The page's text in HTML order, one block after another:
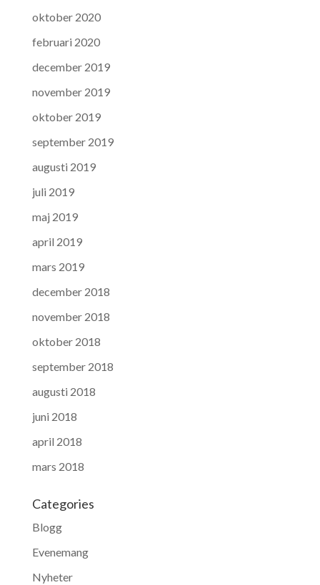
oktober 2020
februari 2020
december 2019
november 2019
oktober 2019
september 2019
augusti 2019
juli 2019
maj 2019
april 2019
mars 2019
december 2018
november 2018
oktober 2018
september 2018
augusti 2018
juni 2018
april 2018
mars 2018
Categories
Blogg
Evenemang
Nyheter